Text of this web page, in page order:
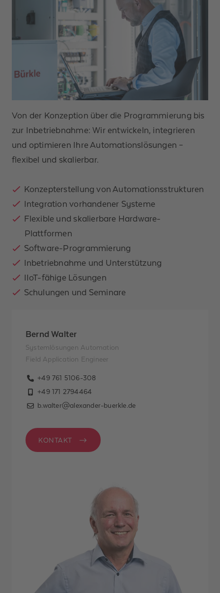
Von der Konzeption über die Programmierung bis
zur Inbetriebnahme: Wir entwickeln, integrieren
und optimieren Ihre Automationslösungen –
flexibel und skalierbar.
Konzepterstellung von Automationsstrukturen
Integration vorhandener Systeme
Flexible und skalierbare Hardware-
Plattformen
Software-Programmierung
Inbetriebnahme und Unterstützung
IIoT-fähige Lösungen
Schulungen und Seminare
Bernd Walter
Systemlösungen Automation
Field Application Engineer
+49 761 5106-308
+49 171 2794464
b.walter@alexander-buerkle.de
KONTAKT